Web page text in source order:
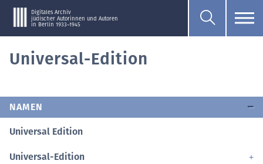
Digitales Archiv
jüdischer Autorinnen und Autoren
in Berlin 1933–1945
Universal-Edition
NAMEN
Universal Edition
Universal-Edition